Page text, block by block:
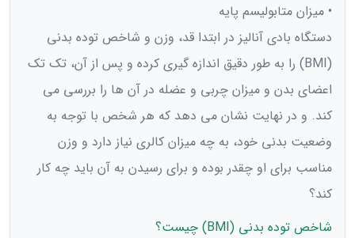
• میزان متابولیسم پایه
دستگاه بادی آنالیز در ابتدا قد، وزن و شاخص توده بدنی
(BMI) را به طور دقیق اندازه گیری کرده و پس از آن، تک تک
اعضای بدن و میزان چربی و عضله در آن ها را بررسی می
کند. و در نهایت نشان می دهد که هر شخص با توجه به
وضعیت بدنی خود، به چه میزان کالری نیاز دارد و وزن
مناسب برای او چقدر بوده و برای رسیدن به آن باید چه کار
کند؟
شاخص توده بدنی (BMI) چیست؟